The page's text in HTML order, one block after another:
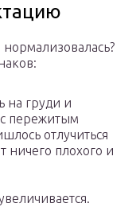
на груди и
с пережитым
отлучиться
ничего плохого и